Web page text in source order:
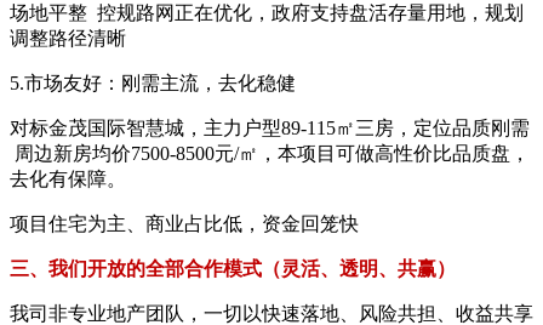
场地平整 控规路网正在优化，政府支持盘活存量用地，规划
调整路径清晰
5.市场友好：刚需主流，去化稳健
对标金茂国际智慧城，主力户型89-115㎡三房，定位品质刚需
周边新房均价7500-8500元/㎡，本项目可做高性价比品质盘，
去化有保障。
项目住宅为主、商业占比低，资金回笼快
三、我们开放的全部合作模式（灵活、透明、共赢）
我司非专业地产团队，一切以快速落地、风险共担、收益共享